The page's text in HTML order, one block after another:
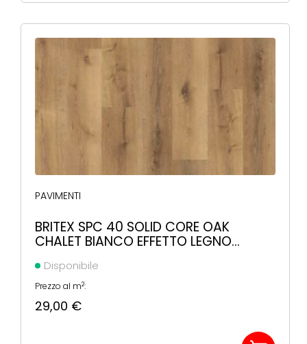
PAVIMENTI
BRITEX SPC 40 SOLID CORE OAK
CHALET BIANCO EFFETTO LEGNO
Disponibile
Prezzo al m2:
29,00 €